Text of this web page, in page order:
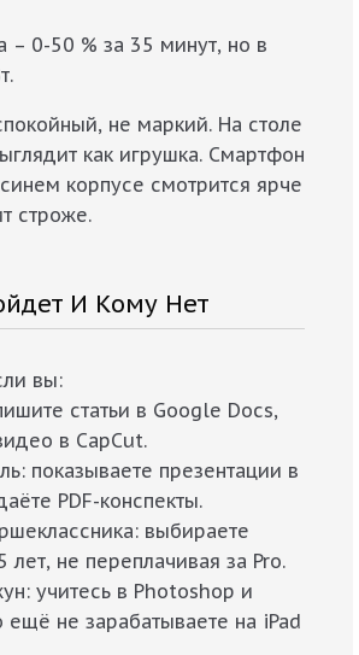
– 0-50 % за 35 минут, но в
не маркий. На столе
как игрушка. Смартфон
корпусе смотрится ярче
строже.
И Кому Нет
вы:
статьи в Google Docs,
в CapCut.
показываете презентации в
PDF-конспекты.
выбираете
лет, не переплачивая за Pro.
учитесь в Photoshop и
не зарабатываете на iPad